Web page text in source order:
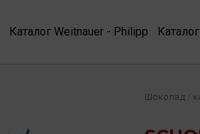
Каталог Weitnauer - Philipp
Шоколад